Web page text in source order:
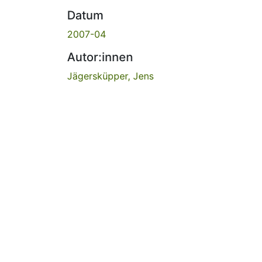
Datum
2007-04
Autor:innen
Jägersküpper, Jens